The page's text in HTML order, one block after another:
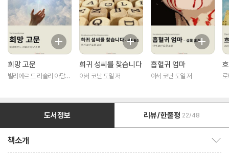
희망 고문
빌리에르 드 리슬리 아담
희귀 성씨를 찾습니다
아서 코난 도일 저
흡혈귀 엄마
아서 코난 도일 저
도서정보 리뷰/한줄평 22/48
책소개